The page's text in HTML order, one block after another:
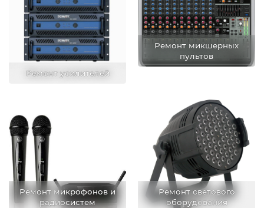
Ремонт усилителей
Ремонт микшерных
пультов
Ремонт микрофонов и
радиосистем
Ремонт светового
оборудования